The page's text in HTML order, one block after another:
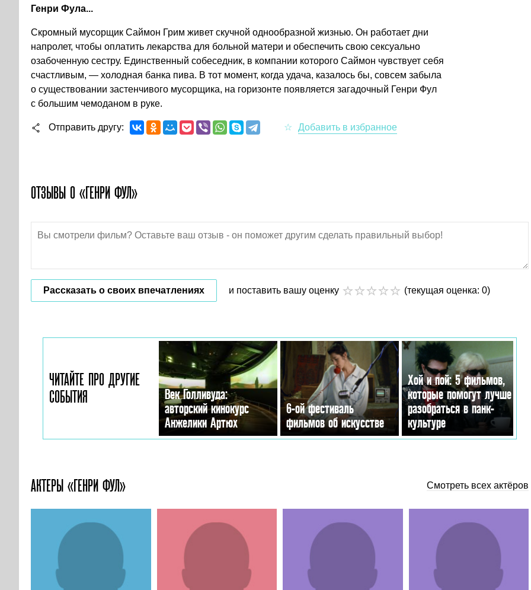
Генри Фула...
Скромный мусорщик Саймон Грим живет скучной однообразной жизнью. Он работает дни
напролет, чтобы оплатить лекарства для больной матери и обеспечить свою сексуально
озабоченную сестру. Единственный собеседник, в компании которого Саймон чувствует себя
счастливым, — холодная банка пива. В тот момент, когда удача, казалось бы, совсем забыла
о существовании застенчивого мусорщика, на горизонте появляется загадочный Генри Фул
с большим чемоданом в руке.
Отправить другу
ОТЗЫВЫ О «ГЕНРИ ФУЛ»
Рассказать о своих впечатлениях и поставить вашу оценку (текущая оценка: 0)
ЧИТАЙТЕ ПРО ДРУГИЕ
СОБЫТИЯ
Век Голливуда:
авторский кинокурс
Анжелики Артюх
6-ой фестиваль
фильмов об искусстве
Хой и пой: 5 фильмов,
которые помогут лучше
разобраться в панк-
культуре
АКТЕРЫ «ГЕНРИ ФУЛ» Смотреть всех актёров